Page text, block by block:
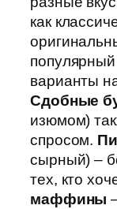
как
варианты
Сдобные
изюмом)
спросом.
сырный) –
тех, кто
маффины